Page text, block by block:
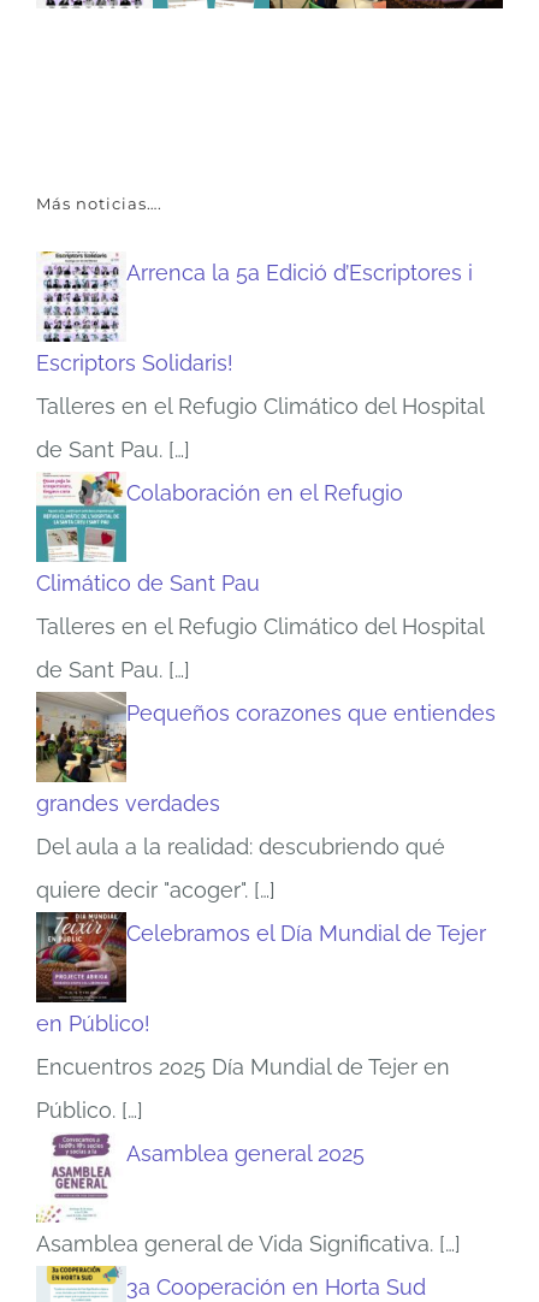
Más noticias….
Arrenca la 5a Edició d’Escriptores i
Escriptors Solidaris!
Talleres en el Refugio Climático del Hospital
de Sant Pau. […]
Colaboración en el Refugio
Climático de Sant Pau
Talleres en el Refugio Climático del Hospital
de Sant Pau. […]
Pequeños corazones que entiendes
grandes verdades
Del aula a la realidad: descubriendo qué
quiere decir "acoger". […]
Celebramos el Día Mundial de Tejer
en Público!
Encuentros 2025 Día Mundial de Tejer en
Público. […]
Asamblea general 2025
Asamblea general de Vida Significativa. […]
3a Cooperación en Horta Sud